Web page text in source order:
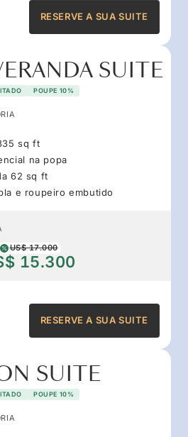
RESERVE A SUA SUITE
SUITE
POUPE 10%
sq ft
na popa
62 sq ft
e roupeiro embutido
US$ 17.000
15.300
RESERVE A SUA SUITE
SUITE
POUPE 10%